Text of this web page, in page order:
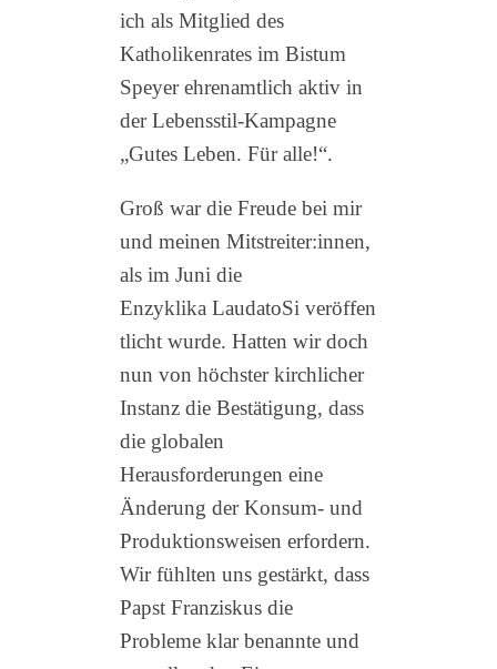
ich als Mitglied des
Katholikenrates im Bistum
Speyer ehrenamtlich aktiv in
der Lebensstil-Kampagne
„Gutes Leben. Für alle!“.
Groß war die Freude bei mir
und meinen Mitstreiter:innen,
als im Juni die
Enzyklika LaudatoSi veröffen
tlicht wurde. Hatten wir doch
nun von höchster kirchlicher
Instanz die Bestätigung, dass
die globalen
Herausforderungen eine
Änderung der Konsum- und
Produktionsweisen erfordern.
Wir fühlten uns gestärkt, dass
Papst Franziskus die
Probleme klar benannte und